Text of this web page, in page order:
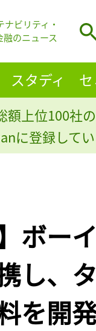
ナビリティ・
融のニュース
スタディ
額上位100社
に登録して
ボー
し、
を開